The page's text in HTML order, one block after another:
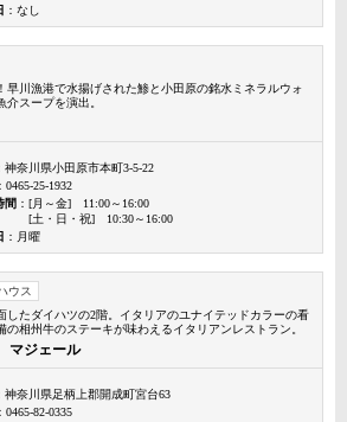
：なし
早川漁港で水揚げされた鯵と小田原の銘水ミネラルウォ
スープを演出。
神奈川県小田原市本町3-5-22
：0465-25-1932
間 ：[月～金] 11:00～16:00
[土・日・祝] 10:30～16:00
：月曜
ウス
したダイハツの2階。イタリアのユナイテッドカラーの看
相州牛のステーキが味わえるイタリアンレストラン。
マジェール
神奈川県足柄上郡開成町宮台63
：0465-82-0335